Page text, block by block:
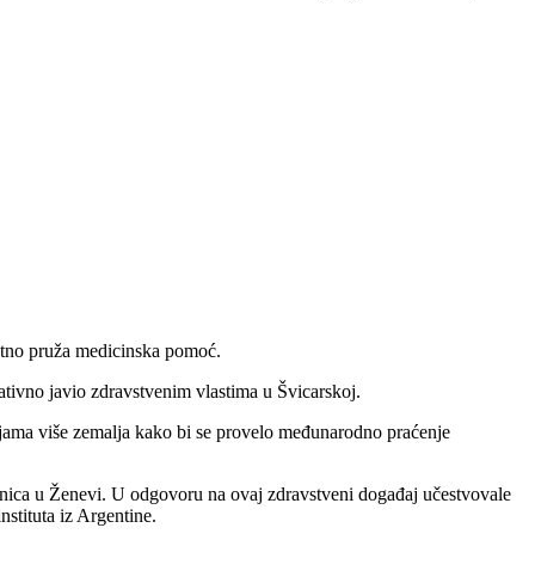
pruža medicinska pomoć.
javio zdravstvenim vlastima u Švicarskoj.
više zemalja kako bi se provelo međunarodno praćenje
u Ženevi. U odgovoru na ovaj zdravstveni događaj učestvovale
iz Argentine.